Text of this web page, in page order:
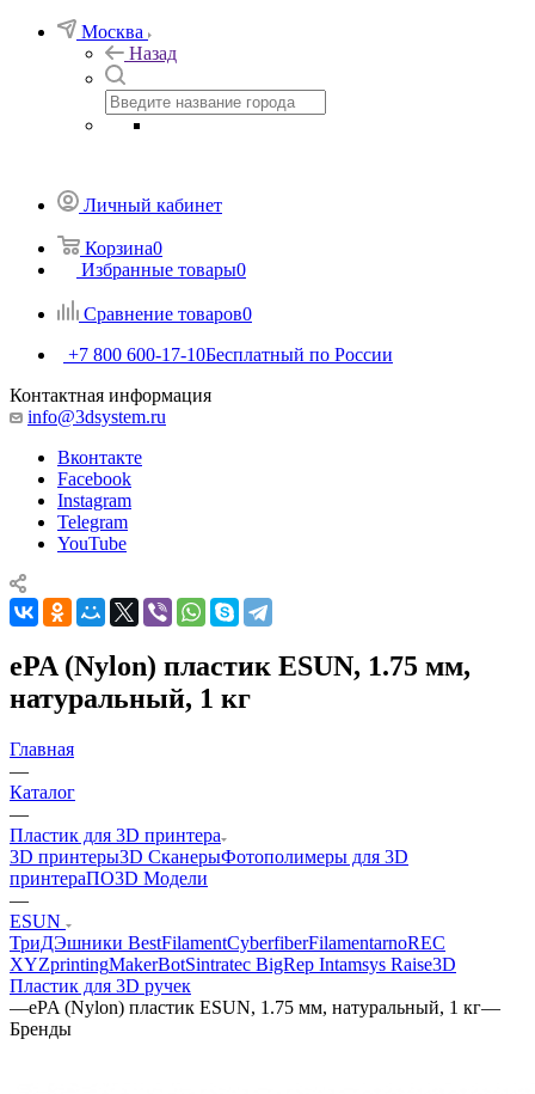
Москва
Назад
Личный кабинет
Корзина0
Избранные товары0
Сравнение товаров0
+7 800 600-17-10Бесплатный по России
Контактная информация
info@3dsystem.ru
Вконтакте
Facebook
Instagram
Telegram
YouTube
ePA (Nylon) пластик ESUN, 1.75 мм,
натуральный, 1 кг
Главная
—
Каталог
—
Пластик для 3D принтера
3D принтеры3D СканерыФотополимеры для 3D
принтераПО3D Модели
—
ESUN
ТриДЭшники BestFilamentCyberfiberFilamentarnoREC
XYZprintingMakerBotSintratec BigRep Intamsys Raise3D
Пластик для 3D ручек
—ePA (Nylon) пластик ESUN, 1.75 мм, натуральный, 1 кг—
Бренды